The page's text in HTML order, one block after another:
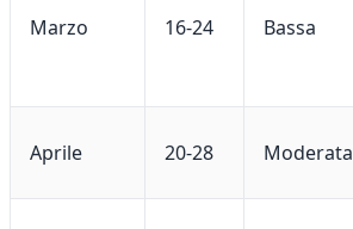
Marzo 16-24 Bassa
Aprile 20-28 Moderata